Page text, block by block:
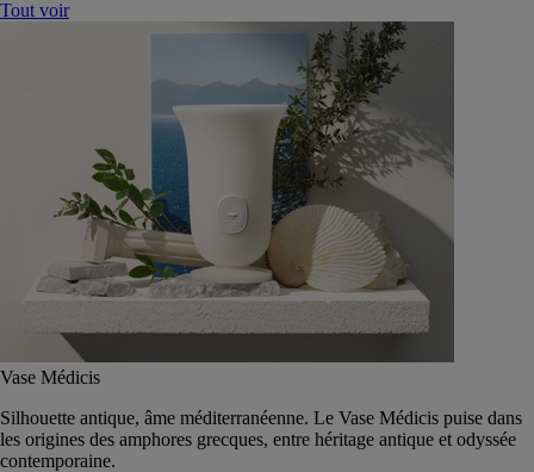
Tout voir
Vase Médicis
Silhouette antique, âme méditerranéenne. Le Vase Médicis puise dans
les origines des amphores grecques, entre héritage antique et odyssée
contemporaine.